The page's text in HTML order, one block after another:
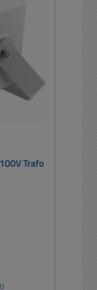
Trafo